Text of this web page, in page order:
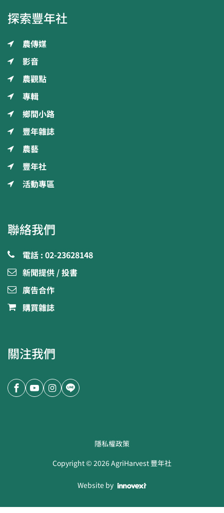
探索豐年社
農傳媒
影音
農觀點
專輯
鄉間小路
豐年雜誌
農藝
豐年社
活動專區
聯絡我們
電話 : 02-23628148
新聞提供 / 投書
廣告合作
購買雜誌
關注我們
隱私權政策
Copyright ©2026AgriHarvest 豐年社
Website by